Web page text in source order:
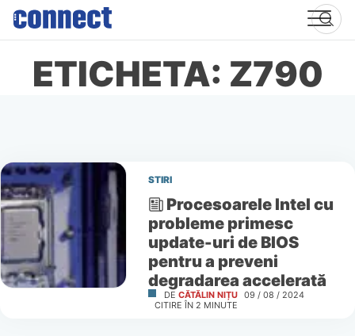
Skip
content
ETICHETA: Z790
STIRI
Procesoarele Intel cu
probleme primesc
update-uri de BIOS
pentru a preveni
degradarea accelerată
DE CĂTĂLIN NIȚU 09 / 08 / 2024
CITIRE ÎN 2 MINUTE